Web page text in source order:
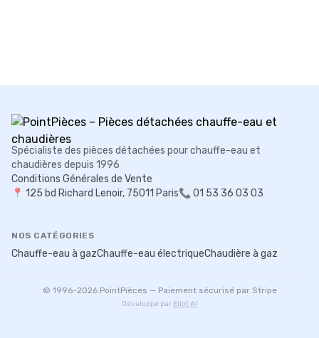
Spécialiste des pièces détachées pour chauffe-eau et
chaudières depuis 1996
Conditions Générales de Vente
📍 125 bd Richard Lenoir, 75011 Paris📞 01 53 36 03 03
NOS CATÉGORIES
Chauffe-eau à gazChauffe-eau électriqueChaudière à gaz
© 1996-2026PointPièces — Paiement sécurisé par Stripe
Développé par Eliot AI